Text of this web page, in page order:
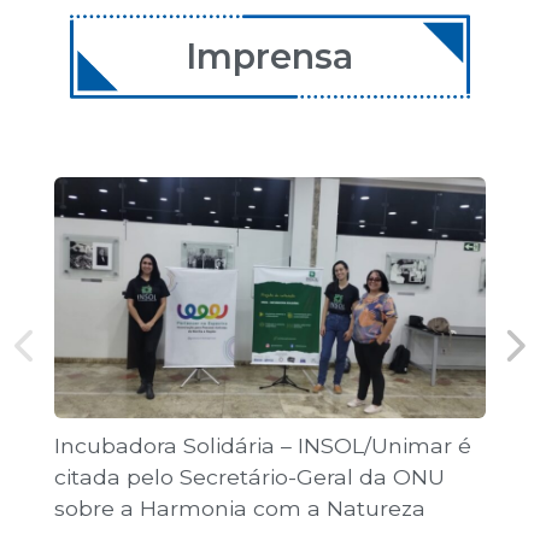
12 de dezembro de 2026
Imprensa
Incubadora Solidária – INSOL/Unimar é
citada pelo Secretário-Geral da ONU
sobre a Harmonia com a Natureza